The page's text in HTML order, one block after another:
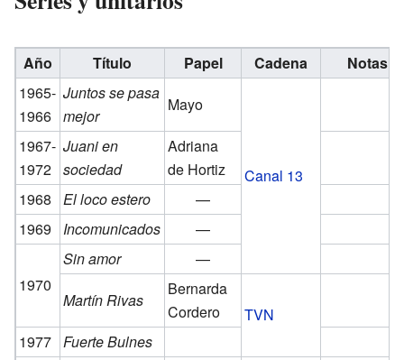
Año Título Papel Cadena
Notas
1965-
1966
Juntos se pasa
mejor
Mayo
Canal 13
1967-
1972
Juani en
sociedad
Adriana
de Hortiz
1968
El loco estero
—
1969
Incomunicados —
1970
Sin amor
—
Martín Rivas
Bernarda
Cordero
TVN
1977 Fuerte Bulnes